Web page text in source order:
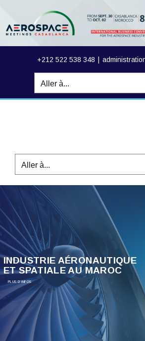
+212 522 538 348
Aller à...
Aller à...
INDUSTRIE AÉRONAUTIQUE
ET SPATIALE AU MAROC
PLUS D'INFOS